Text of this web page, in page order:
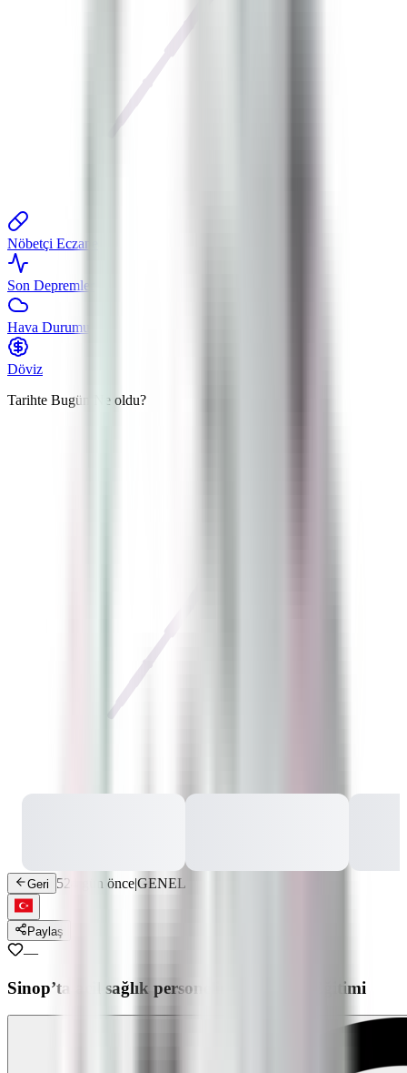
Nöbetçi Eczane
Son Depremler
Hava Durumu
Döviz
Tarihte Bugün
Ne oldu?
Geri 524 gün önce|GENEL
Paylaş
—
Sinop’ta acil sağlık personeline ÇİLYAD Eğitimi